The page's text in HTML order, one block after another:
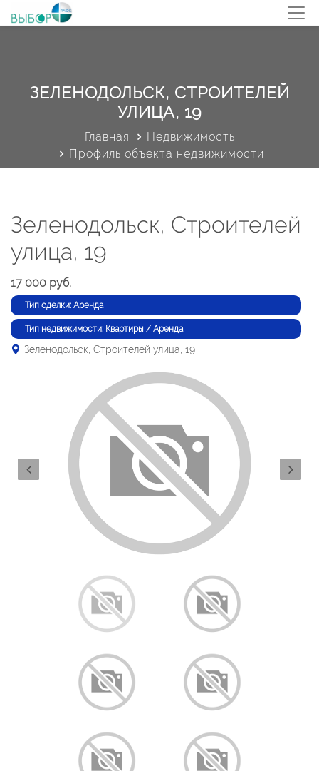
ЗЕЛЕНОДОЛЬСК, СТРОИТЕЛЕЙ
УЛИЦА, 19
Главная
Недвижимость
Профиль объекта недвижимости
Зеленодольск, Строителей
улица, 19
17 000 руб.
Тип сделки: Аренда
Тип недвижимости: Квартиры / Аренда
Зеленодольск, Строителей улица, 19